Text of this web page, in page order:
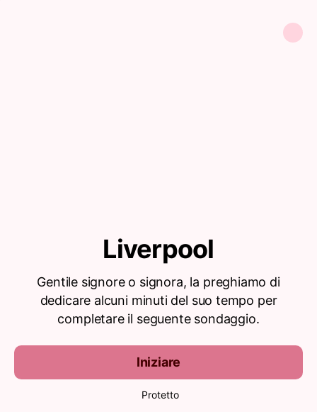
Liverpool
Gentile signore o signora, la preghiamo di
dedicare alcuni minuti del suo tempo per
completare il seguente sondaggio.
Iniziare
Protetto